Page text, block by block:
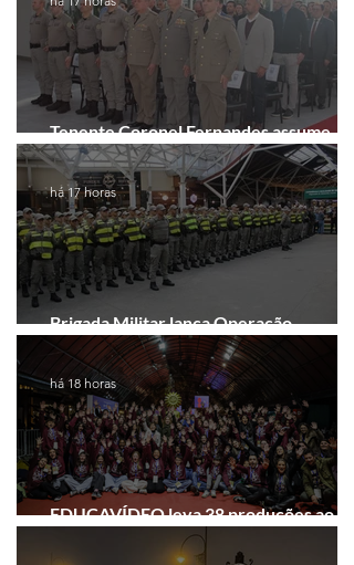
Tenente Coronel Fernandes assume
comando do 41º BPM em Gramado
Brigada Militar lança Operação
Convergência na Região das Hortênsias
há 17 horas
EDUCAVÍDEO leva 38 produções ao
Festival de Cinema de Gramado
há 18 horas